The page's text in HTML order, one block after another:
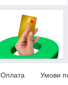
Оплата Умови